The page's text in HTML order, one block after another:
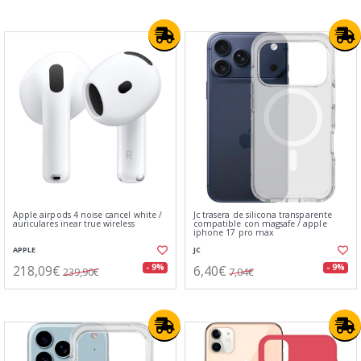
Apple airpods 4 noise cancel white /
auriculares inear true wireless
APPLE
218,09€ 239,90€ - 9%
Jc trasera de silicona transparente
compatible con magsafe / apple
iphone 17 pro max
JC
6,40€ 7,04€ - 9%